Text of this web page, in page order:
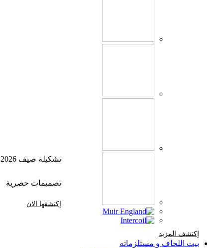
إكتشف المزيد
تشكيلة صيف 2026
تصميمات حصرية
إكتشفها الان
بيت اللحاف و مستلزماته